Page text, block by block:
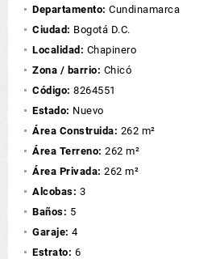
Departamento: Cundinamarca
Ciudad: Bogotá D.C.
Localidad: Chapinero
Zona / barrio: Chicó
Código: 8264551
Estado: Nuevo
Área Construida: 262 m²
Área Terreno: 262 m²
Área Privada: 262 m²
Alcobas: 3
Baños: 5
Garaje: 4
Estrato: 6